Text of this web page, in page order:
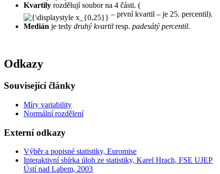
Kvartily rozdělují soubor na 4 části. (
– první kvartil – je 25. percentil).
Medián je tedy druhý kvartil resp. padesátý percentil.
Odkazy
Související články
Míry variability
Normální rozdělení
Externí odkazy
Výběr a popisné statistiky, Euromise
Interaktivní sbírka úloh ze statistiky, Karel Hrach, FSE UJEP
Ústí nad Labem, 2003